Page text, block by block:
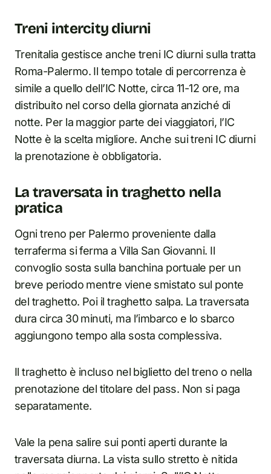
Treni intercity diurni
Trenitalia gestisce anche treni IC diurni sulla tratta
Roma-Palermo. Il tempo totale di percorrenza è
simile a quello dell’IC Notte, circa 11-12 ore, ma
distribuito nel corso della giornata anziché di
notte. Per la maggior parte dei viaggiatori, l’IC
Notte è la scelta migliore. Anche sui treni IC diurni
la prenotazione è obbligatoria.
La traversata in traghetto nella
pratica
Ogni treno per Palermo proveniente dalla
terraferma si ferma a Villa San Giovanni. Il
convoglio sosta sulla banchina portuale per un
breve periodo mentre viene smistato sul ponte
del traghetto. Poi il traghetto salpa. La traversata
dura circa 30 minuti, ma l’imbarco e lo sbarco
aggiungono tempo alla sosta complessiva.
Il traghetto è incluso nel biglietto del treno o nella
prenotazione del titolare del pass. Non si paga
separatamente.
Vale la pena salire sui ponti aperti durante la
traversata diurna. La vista sullo stretto è nitida